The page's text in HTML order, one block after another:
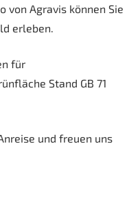
von Agravis können Sie
erleben.
für
Stand GB 71
und freuen uns